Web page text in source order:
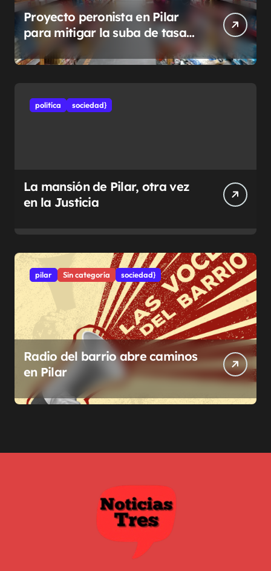
Proyecto peronista en Pilar
para mitigar la suba de tasas
municipales
politíca sociedad}
La mansión de Pilar, otra vez
en la Justicia
pilar Sin categoría sociedad}
Radio del barrio abre caminos
en Pilar